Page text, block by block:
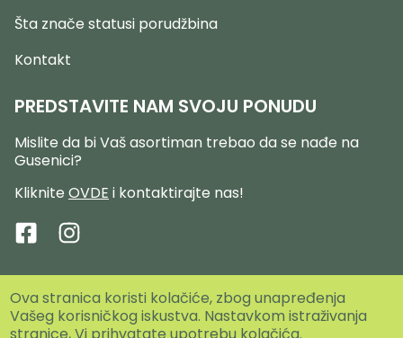
Šta znače statusi porudžbina
Kontakt
PREDSTAVITE NAM SVOJU PONUDU
Mislite da bi Vaš asortiman trebao da se nađe na
Gusenici?
Kliknite OVDE i kontaktirajte nas!
Copyright © 2024 by Digital Blaze d.o.o. Sva prava
zadržana.
Ova stranica koristi kolačiće, zbog unapređenja
Vašeg korisničkog iskustva. Nastavkom istraživanja